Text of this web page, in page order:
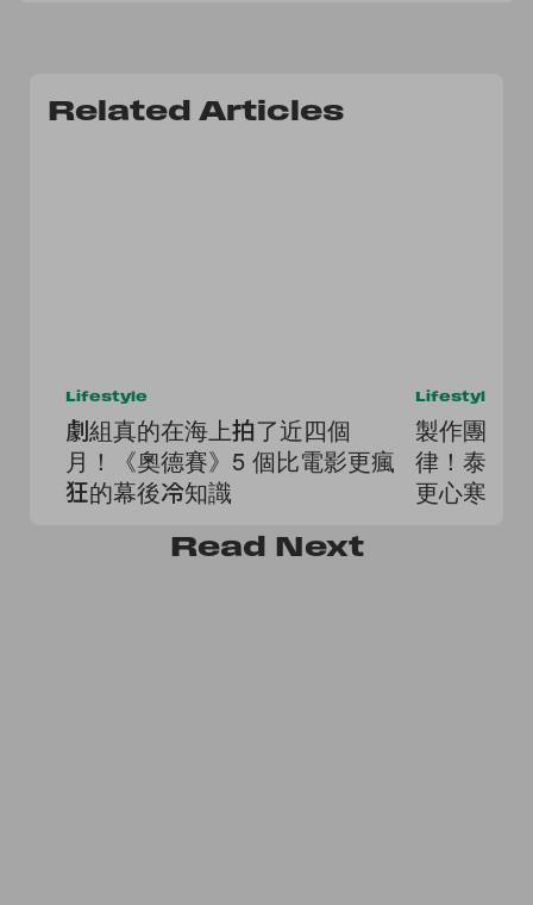
Related Articles
Lifestyle
劇組真的在海上拍了近四個
月！《奧德賽》5 個比電影更瘋
狂的幕後冷知識
Lifestyle
製作團隊
律！泰劇
更心寒，
Read Next